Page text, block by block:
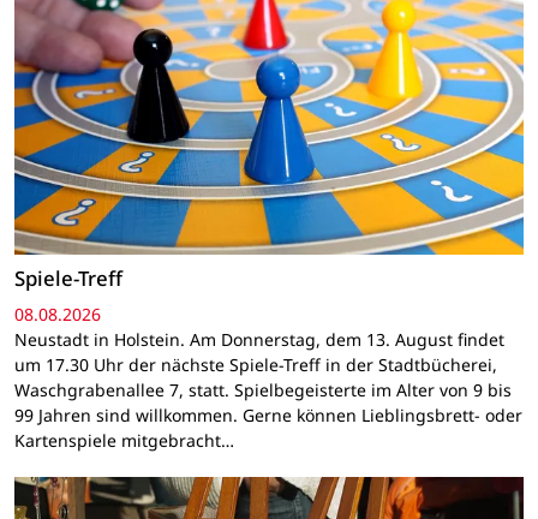
Spiele-Treff
08.08.2026
Neustadt in Holstein. Am Donnerstag, dem 13. August findet
um 17.30 Uhr der nächste Spiele-Treff in der Stadtbücherei,
Waschgrabenallee 7, statt. Spielbegeisterte im Alter von 9 bis
99 Jahren sind willkommen. Gerne können Lieblingsbrett- oder
Kartenspiele mitgebracht…